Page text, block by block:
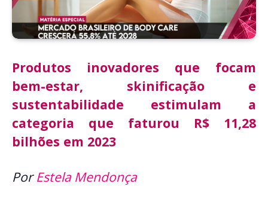
Produtos inovadores que focam
bem-estar, skinificação e
sustentabilidade estimulam a
categoria que faturou R$ 11,28
bilhões em 2023
PorEstela Mendonça